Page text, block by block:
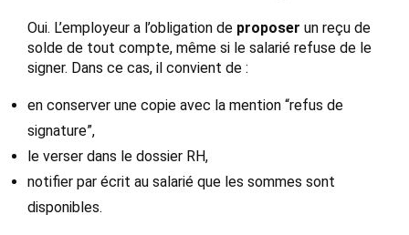
Oui. L’employeur a l’obligation de proposer un reçu de
solde de tout compte, même si le salarié refuse de le
signer. Dans ce cas, il convient de :
en conserver une copie avec la mention “refus de
signature”,
le verser dans le dossier RH,
notifier par écrit au salarié que les sommes sont
disponibles.